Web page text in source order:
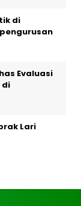
di
Evaluasi
di
Lari